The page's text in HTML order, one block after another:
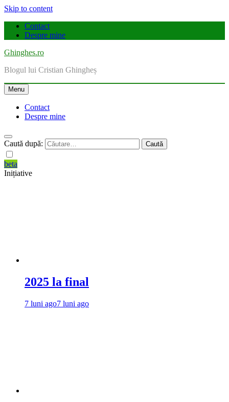
Skip to content
Contact
Despre mine
Ghinghes.ro
Blogul lui Cristian Ghingheș
Menu
Contact
Despre mine
Caută după:
beta
Inițiative
2025 la final
7 luni ago7 luni ago